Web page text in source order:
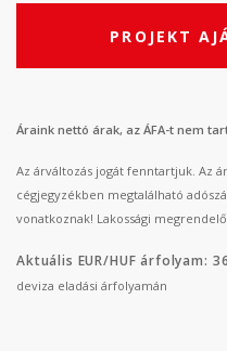
PROJEKT
Áraink nettó árak, az ÁFA-t nem
Az árváltozás jogát fenntartjuk. Az
cégjegyzékben megtalálható
vonatkoznak! Lakossági
Aktuális EUR/HUF árfolyam:
deviza eladási árfolyamán